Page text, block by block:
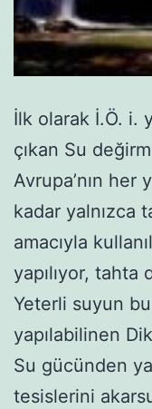
İlk olarak İ.Ö. i.
çıkan Su
Avrupa’nın her
kadar yalnızca
amacıyla
yapılıyor,
Yeterli suyun
yapılabilinen
Su gücünden
tesislerini